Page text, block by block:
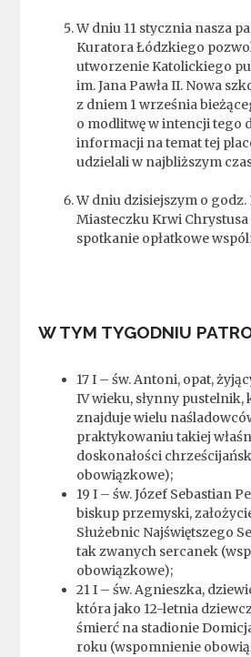
W dniu 11 stycznia nasza
Kuratora Łódzkiego
utworzenie Katolickiego
im. Jana Pawła II. Nowa
z dniem 1 września
o modlitwę w intencji tego
informacji na temat tej
udzielali w najbliższym
W dniu dzisiejszym o godz.
Miasteczku Krwi Chrystusa
spotkanie opłatkowe
W TYM TYGODNIU
17 I – św. Antoni, opat,
IV wieku, słynny pustelnik,
znajduje wielu
praktykowaniu takiej
doskonałości
obowiązkowe);
19 I – św. Józef Sebastian
biskup przemyski,
Służebnic Najświętszego
tak zwanych sercanek
obowiązkowe);
21 I – św. Agnieszka,
która jako 12-letnia
śmierć na stadionie
roku (wspomnienie